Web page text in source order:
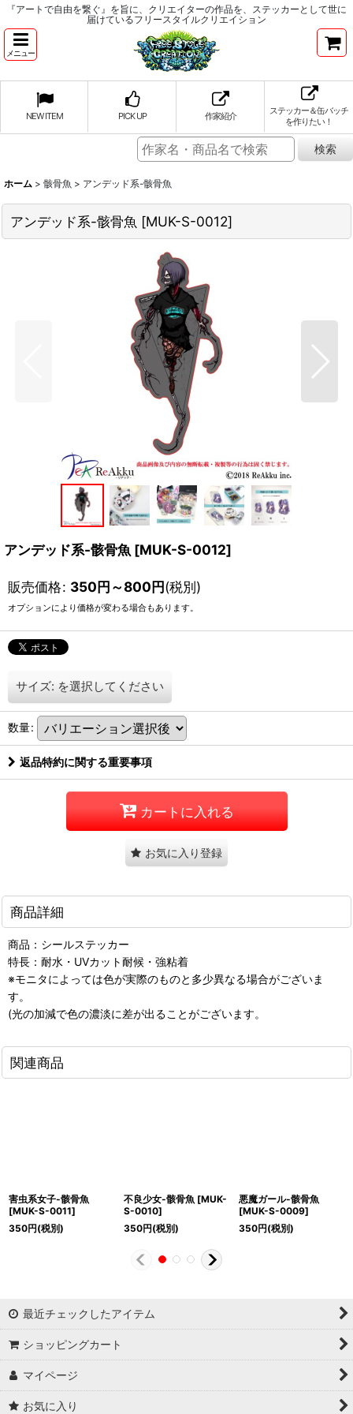
『アートで自由を繋ぐ』を旨に、クリエイターの作品を、ステッカーとして世に
届けているフリースタイルクリエイション
メニュー
NEW ITEM PICK UP 作家紹介
ステッカー＆缶バッチ
を作りたい！
ホーム > 骸骨魚 > アンデッド系-骸骨魚
アンデッド系-骸骨魚 [MUK-S-0012]
アンデッド系-骸骨魚 [MUK-S-0012]
販売価格: 350円～800円(税別)
オプションにより価格が変わる場合もあります。
サイズ: を選択してください
数量:
返品特約に関する重要事項
カートに入れる
お気に入り登録
商品詳細
商品：シールステッカー
特長：耐水・UVカット耐候・強粘着
※モニタによっては色が実際のものと多少異なる場合がございま
す。
(光の加減で色の濃淡に差が出ることがございます。
関連商品
害虫系女子-骸骨魚
[MUK-S-0011]
350円(税別)
不良少女-骸骨魚 [MUK-
S-0010]
350円(税別)
悪魔ガール-骸骨魚
[MUK-S-0009]
350円(税別)
最近チェックしたアイテム
ショッピングカート
マイページ
お気に入り